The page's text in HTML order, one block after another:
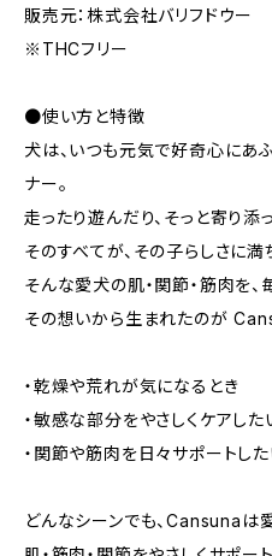
販売元：株式会社バリフドウー
※THCフリー
●使い方と特徴
犬は、いつも元気で好奇心にあ
ナー。
走ったり遊んだり、そっと寄り添
そのすべてが、その子らしさに満
そんな愛犬の肌・関節・筋肉を、
その想いから生まれたのが
・乾燥や荒れが気になるとき
・敏感な部分をやさしくケアした
・関節や筋肉を日々サポートし
どんなシーンでも、Cansunaは